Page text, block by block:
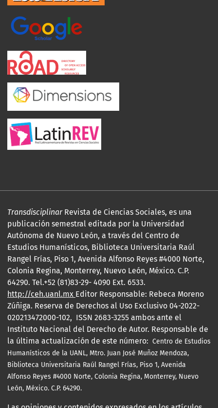
TransdisciplinarRevista de Ciencias Sociales, es una
publicación semestral editada por la Universidad
Autónoma de Nuevo León, a través del Centro de
Estudios Humanísticos, Biblioteca Universitaria Raúl
Rangel Frías, Piso 1, Avenida Alfonso Reyes #4000 Norte,
Colonia Regina, Monterrey, Nuevo León, México. C.P.
64290. Tel.+52 (81)83-29- 4090 Ext. 6533.
http://ceh.uanl.mx Editor Responsable: Rebeca Moreno
Zúñiga. Reserva de Derechos al Uso Exclusivo 04-2022-
020213472000-102, ISSN 2683-3255 ambos ante el
Instituto Nacional del Derecho de Autor. Responsable de
la última actualización de este número: Centro de Estudios
Humanísticos de la UANL, Mtro. Juan José Muñoz Mendoza,
Biblioteca Universitaria Raúl Rangel Frías, Piso 1, Avenida
Alfonso Reyes #4000 Norte, Colonia Regina, Monterrey, Nuevo
León, México. C.P. 64290.